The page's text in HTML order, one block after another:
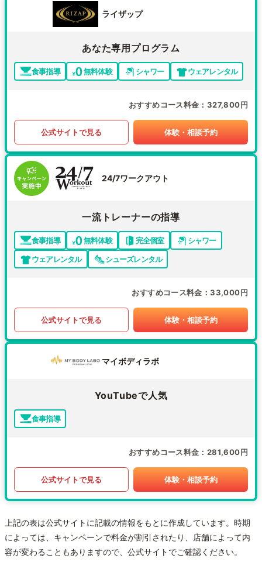
ライザップ
あなた専用プログラム
食事指導 無料体験 シャワー ウェアレンタル
おすすめコース料金 327,800円
公式サイトで見る 体験・相談予約
24/7ワークアウト
一流トレーナーの指導
食事指導 無料体験 完全個室
シャワー
ウェアレンタル
シューズレンタル
おすすめコース料金 33,000円
公式サイトで見る 体験・相談予約
マイボディラボ
YouTubeで人気
食事指導
おすすめコース料金 281,600円
公式サイトで見る 体験・相談予約
上記の表は公式サイトに記載の情報をもとに作成しています。時期
によっては、キャンペーンで料金が割引されたり、店舗によって内
容が変わることもありますので、公式サイトでご確認ください。